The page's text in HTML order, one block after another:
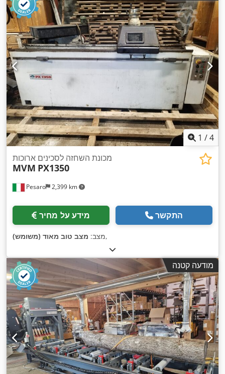
1 /4
Pesaro 2,399 km
מכונת השחזה לסכינים ארוכות
MVM PX1350
מידע על מחיר התקשר
מצב: מצב טוב מאוד (משומש) ,
מודעה קטנה